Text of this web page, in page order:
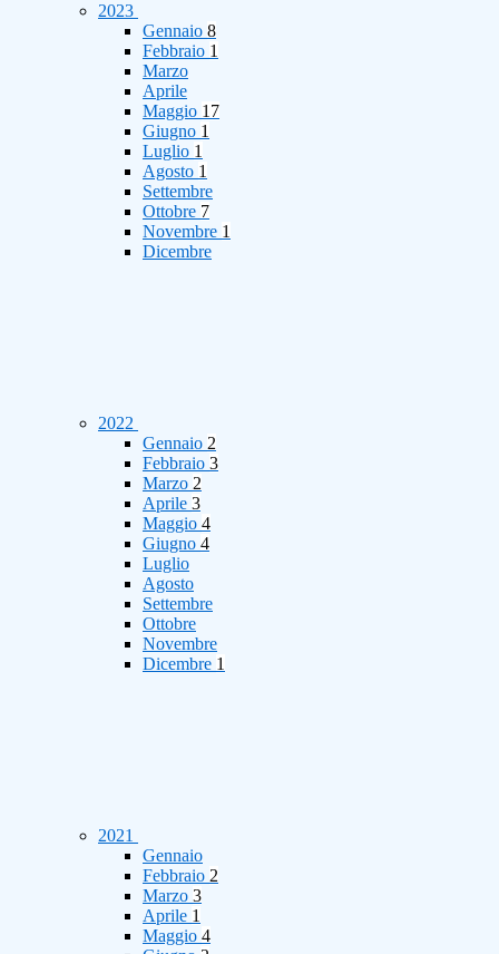
2023
Gennaio 8
Febbraio 1
Marzo
Aprile
Maggio 17
Giugno 1
Luglio 1
Agosto 1
Settembre
Ottobre 7
Novembre 1
Dicembre
2022
Gennaio 2
Febbraio 3
Marzo 2
Aprile 3
Maggio 4
Giugno 4
Luglio
Agosto
Settembre
Ottobre
Novembre
Dicembre 1
2021
Gennaio
Febbraio 2
Marzo 3
Aprile 1
Maggio 4